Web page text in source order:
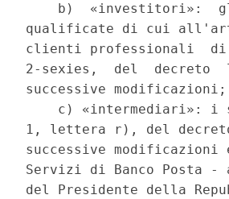
b)  «investitori»:
qualificate di cui
clienti professionali  di
2-sexies,  del  decreto
successive modificazioni;
c) «intermediari»: i
1, lettera r), del
successive
Servizi di Banco Posta
del Presidente della